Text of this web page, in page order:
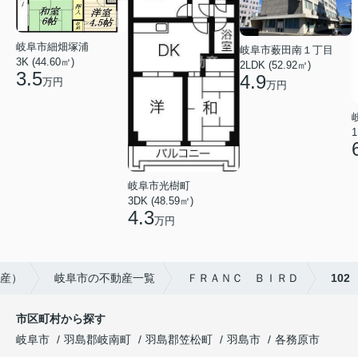
岐阜市細畑塚浦
3K (44.60㎡)
3.5万円
岐阜市光樹町
3DK (48.59㎡)
4.3万円
岐阜市薮田南１丁目
2LDK (52.92㎡)
4.9万円
） 岐阜市の不動産一覧 ＦＲＡＮＣ ＢＩＲＤ 102
市区町村から探す
岐阜市
羽島郡岐南町 羽島郡笠松町 羽島市
各務原市